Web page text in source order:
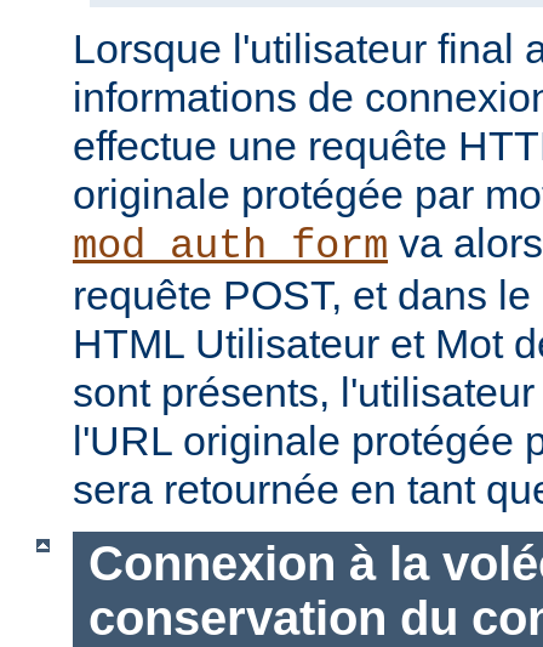
Lorsque l'utilisateur final
informations de
effectue une requête
originale protégée par
mod_auth_form va
requête POST, et dans
HTML Utilisateur et Mot
sont présents,
l'URL originale protégée
sera retournée en tant
Connexion à la
conservation du